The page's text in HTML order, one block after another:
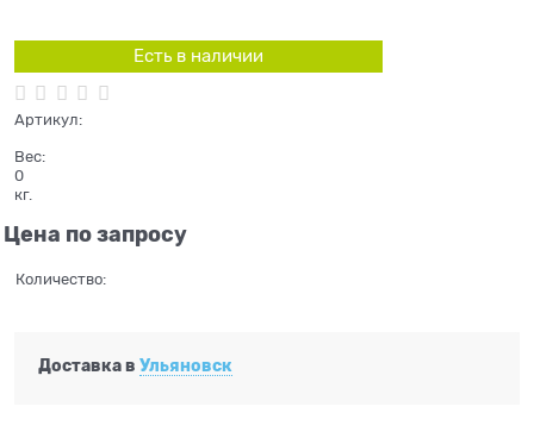
Есть в наличии
Артикул:
Вес:
0
кг.
Цена по запросу
Количество:
Доставка в Ульяновск